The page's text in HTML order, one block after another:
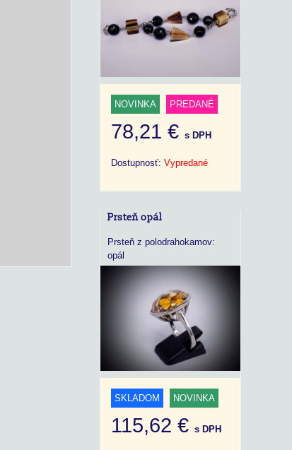
NOVINKA PREDANÉ
78,21 € s DPH
Dostupnosť: Vypredané
Prsteň opál
Prsteň z polodrahokamov:
opál
SKLADOM NOVINKA
115,62 € s DPH